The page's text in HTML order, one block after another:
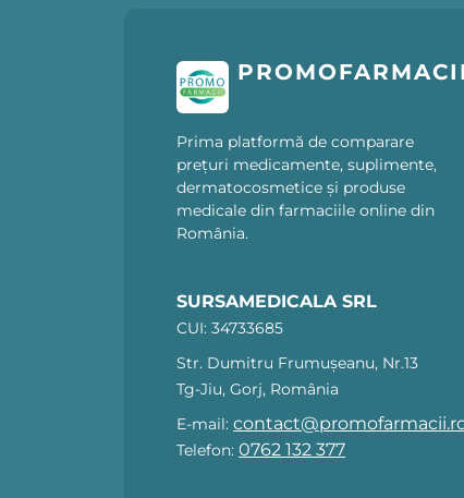
PROMOFARMACII
Prima platformă de comparare
prețuri medicamente, suplimente,
dermatocosmetice și produse
medicale din farmaciile online din
România.
SURSAMEDICALA SRL
CUI: 34733685
Str. Dumitru Frumușeanu, Nr.13
Tg-Jiu, Gorj, România
E-mail:
Telefon: 0762 132 377